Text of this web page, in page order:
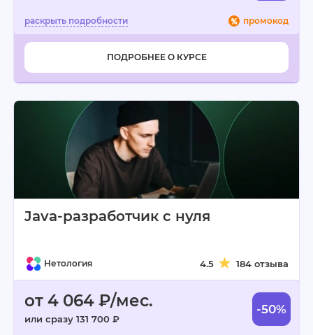
промокод
ПОДРОБНЕЕ О КУРСЕ
Java-разработчик с нуля
Нетология 4.5 184 отзыва
от 4 064 ₽/мес.
или сразу 131 700 ₽
-50%